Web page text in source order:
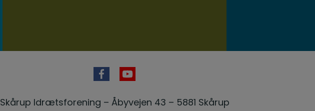
Skårup Idrætsforening – Åbyvejen 43 – 5881 Skårup